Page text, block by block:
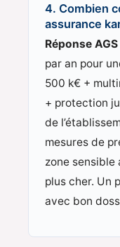
4. Combien
assurance
Réponse AGS
par an pour
500 k€ +
+ protection
de
mesures de
zone
plus cher. Un
avec bon